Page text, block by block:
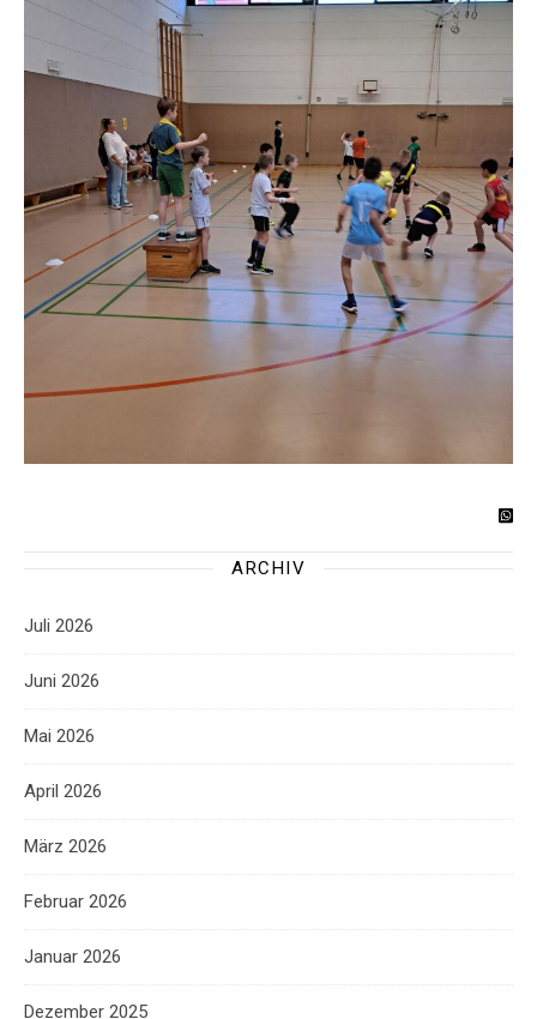
ARCHIV
Juli 2026
Juni 2026
Mai 2026
April 2026
März 2026
Februar 2026
Januar 2026
Dezember 2025